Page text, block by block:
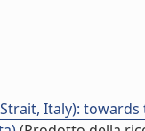
Italy):